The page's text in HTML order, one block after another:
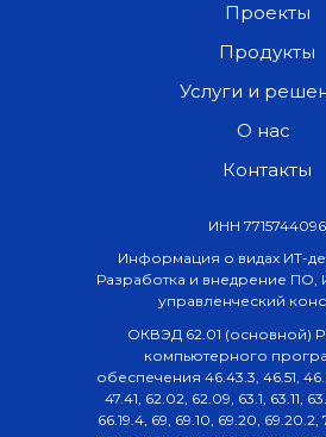
Информация о видах ИТ-
Разработка и внедрение ПО,
управленческий
ОКВЭД 62.01 (основной)
компьютерного
обеспечения 46.43.3, 46.51,
47.41, 62.02, 62.09, 63.1, 63.11,
66.19.4, 69, 69.10, 69.20, 69.20.2,
ИНН 7715744096
Проекты
Продукты
О нас
Контакты
Услуги и